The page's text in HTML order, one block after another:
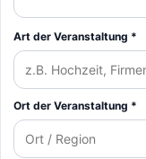
Art der Veranstaltung *
Ort der Veranstaltung *